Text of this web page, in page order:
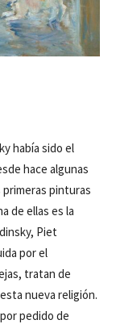
había sido el
hace algunas
pinturas
de ellas es la
Piet
por el
tratan de
nueva religión.
pedido de